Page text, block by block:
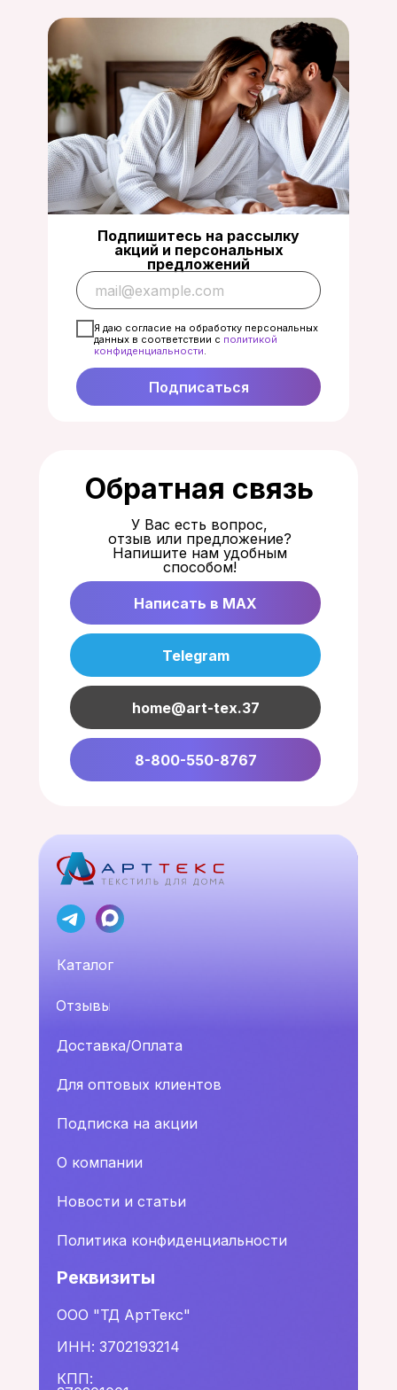
Подпишитесь на рассылку
акций и персональных
предложений
Я даю согласие на обработку персональных
данных в соответствии с политикой
конфиденциальности.
Подписаться
Обратная связь
У Вас есть вопрос,
отзыв или предложение?
Напишите нам удобным
способом!
Написать в MAX
Telegram
home@art-tex.37
8-800-550-8767
Каталог
Отзывы
Доставка/Оплата
Для оптовых клиентов
Подписка на акции
О компании
Новости и статьи
Политика конфиденциальности
Реквизиты
КПП:
ИНН: 3702193214
ООО "ТД АртТекс"